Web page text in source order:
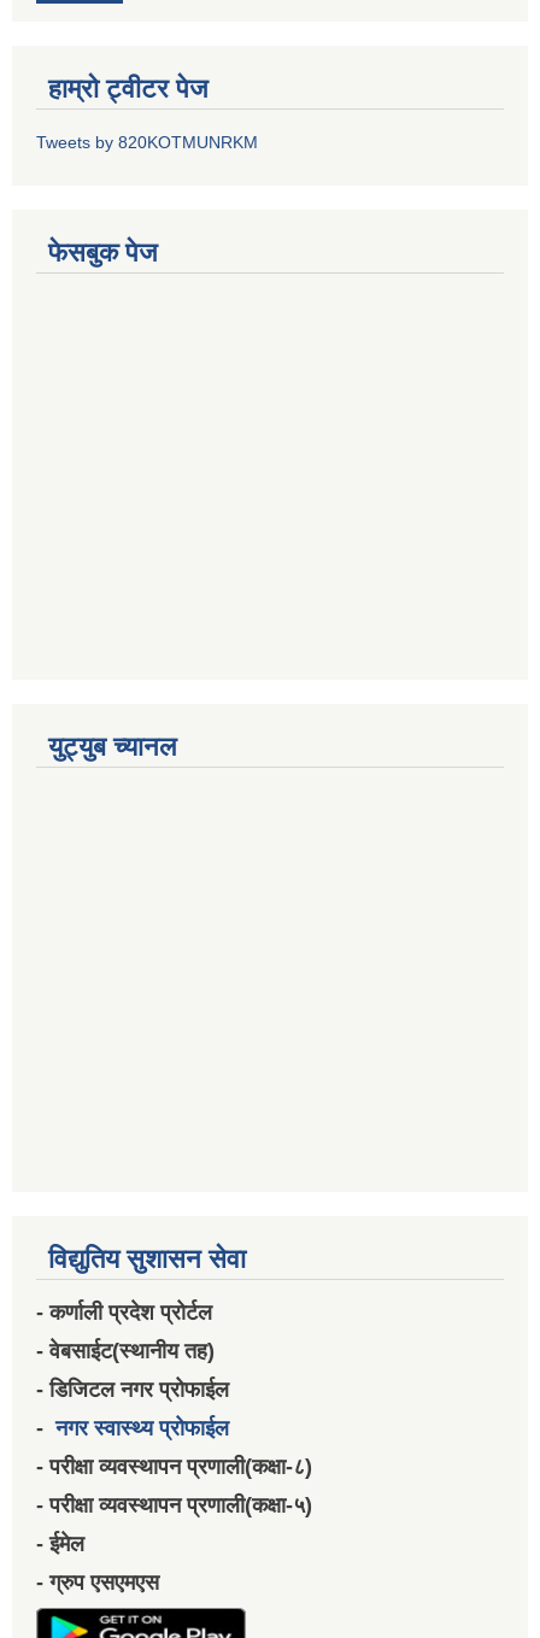
हाम्रो ट्वीटर पेज
Tweets by 820KOTMUNRKM
फेसबुक पेज
युट्युब च्यानल
विद्युतिय सुशासन सेवा
- कर्णाली प्रदेश प्रोर्टल
- वेबसाईट(स्थानीय तह)
- डिजिटल नगर प्रोफाईल
-नगर स्वास्थ्य प्रोफाईल
- परीक्षा व्यवस्थापन प्रणाली(कक्षा-८)
- परीक्षा व्यवस्थापन प्रणाली(कक्षा-५)
- ईमेल
- ग्रुप एसएमएस